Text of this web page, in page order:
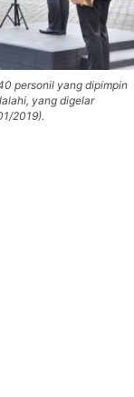
personil yang dipimpin
yang digelar
2019).